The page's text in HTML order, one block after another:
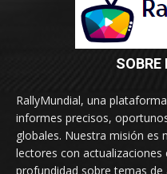
SOBRE
RallyMundial, una
informes precisos,
globales. Nuestra misión es
lectores con actualizaciones
profundidad sobre temas de